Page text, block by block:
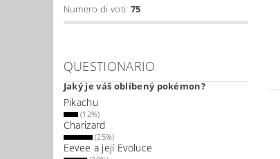
Numero di voti: 75
QUESTIONARIO
Jaký je váš oblíbený pokémon?
Pikachu
(12%)
Charizard
(25%)
Eevee a její Evoluce